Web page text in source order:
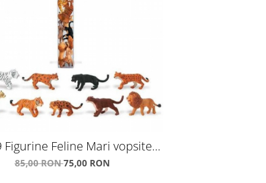
Figurine Feline Mari vopsite
manual
85,00 RON75,00 RON